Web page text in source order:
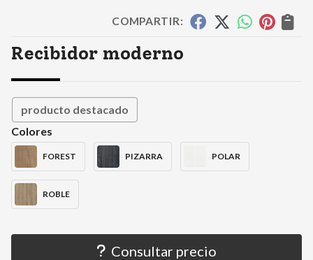
COMPARTIR:
Recibidor moderno
producto destacado
Colores
FOREST PIZARRA POLAR
ROBLE
Consultar precio